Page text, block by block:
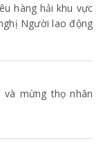
hàng hải khu vực
Người lao động
và mừng thọ nhân